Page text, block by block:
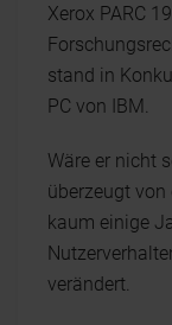
Xerox PARC
stand in
PC von IBM.
Wäre er nicht
überzeugt von
kaum einige
verändert.